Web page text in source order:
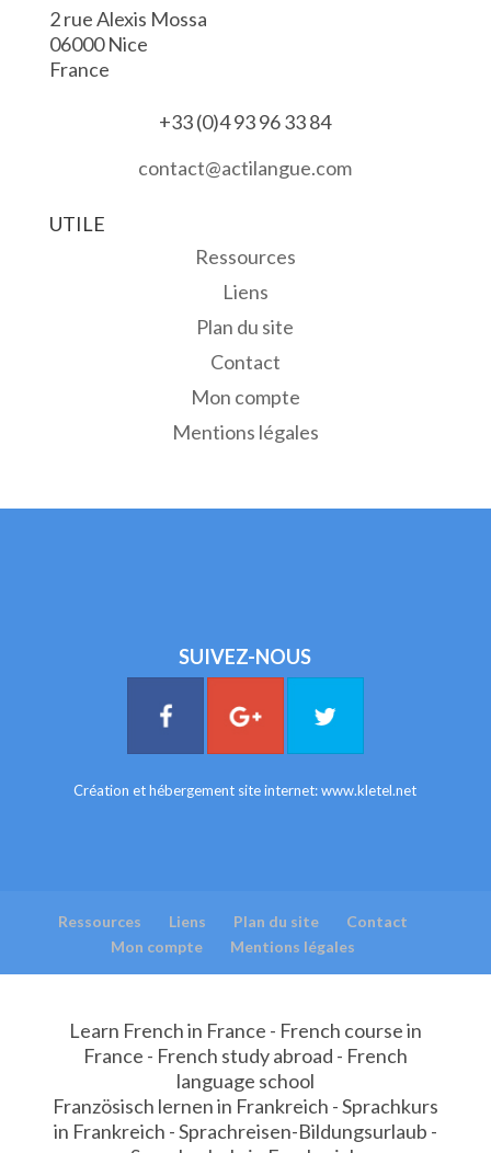
2 rue Alexis Mossa
06000 Nice
France
+33 (0)4 93 96 33 84
contact@actilangue.com
UTILE
Ressources
Liens
Plan du site
Contact
Mon compte
Mentions légales
SUIVEZ-NOUS
Création et hébergement site internet:www.kletel.net
Ressources Liens Plan du site
Contact
Mon compte
Mentions légales
Learn French in France - French course in
France - French study abroad - French
language school
Französisch lernen in Frankreich - Sprachkurs
in Frankreich - Sprachreisen-Bildungsurlaub -